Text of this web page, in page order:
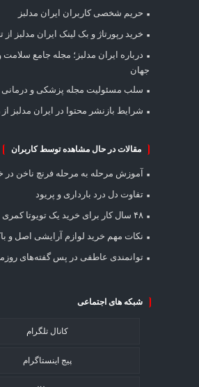
حریم شخصی کاربران ایران مدلبز
خرید رپورتاژ و بک لینک ایران مدلبز از
درباره ایران مدلبز؛ مجله جامع
جهان
سلب مسئولیت مجله پزشکی و درمانی
شرایط بازنشر محتوا در ایران مدلبز از
مقالات در حال مشاهده توسط کاربران
آموزش مرحله به مرحله فرنچ ناخن در
تفاوت دل درد بارداری و پریود
۴۸ سال کار برای خرید یک تویوتا کمری
نکات مهم خرید لوازم آرایشی اصل و
توانمندی عاطفی در پس گفته‌های
شبکه های اجتماعی
کانال تلگرام
پیج اینستاگرام